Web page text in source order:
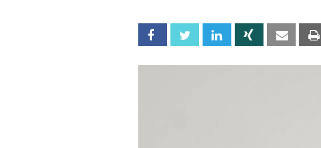
Facebook Twitter Linkedin Xing Email